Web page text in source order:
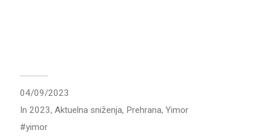
04/09/2023
In 2023, Aktuelna sniženja, Prehrana, Yimor
yimor